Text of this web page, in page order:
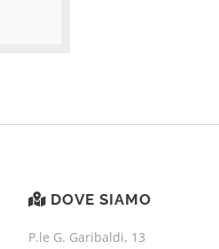
DOVE SIAMO
P.le G. Garibaldi, 13